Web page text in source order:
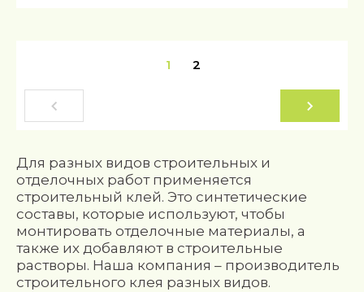
1 2
Для разных видов строительных и
отделочных работ применяется
строительный клей. Это синтетические
составы, которые используют, чтобы
монтировать отделочные материалы, а
также их добавляют в строительные
растворы. Наша компания – производитель
строительного клея разных видов.